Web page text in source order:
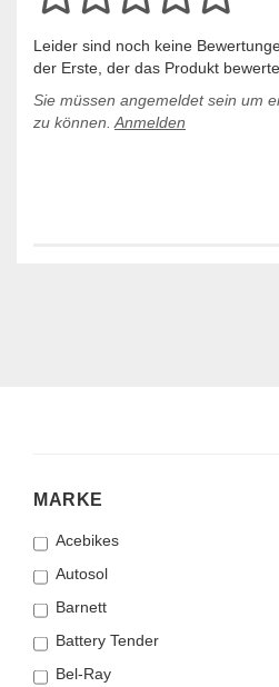
Leider sind noch keine
der Erste, der das Produkt
Sie müssen angemeldet sein um
zu können.Anmelden
MARKE
MARKE
Acebikes
Autosol
Barnett
Battery Tender
Bel-Ray